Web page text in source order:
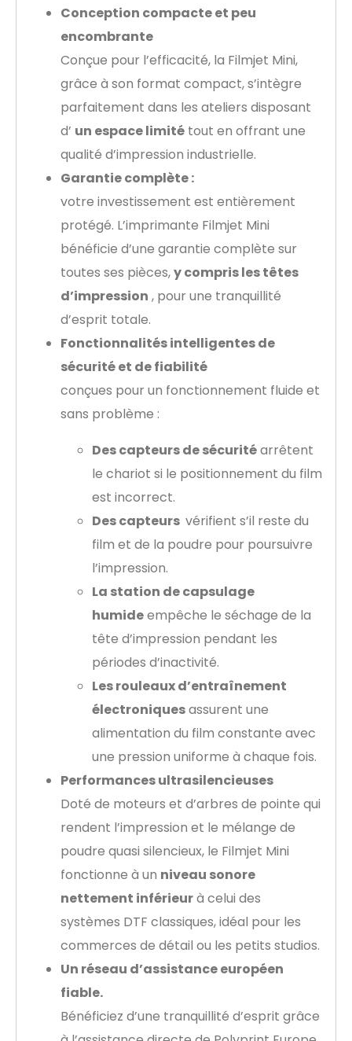
Conception compacte et peu
encombrante
Conçue pour l’efficacité, la Filmjet Mini,
grâce à son format compact, s’intègre
parfaitement dans les ateliers disposant
d’ un espace limité tout en offrant une
qualité d’impression industrielle.
Garantie complète :
votre investissement est entièrement
protégé. L’imprimante Filmjet Mini
bénéficie d’une garantie complète sur
toutes ses pièces,y compris les têtes
d’impression , pour une tranquillité
d’esprit totale.
Fonctionnalités intelligentes de
sécurité et de fiabilité
conçues pour un fonctionnement fluide et
sans problème :
Des capteurs de sécuritéarrêtent
le chariot si le positionnement du film
est incorrect.
Des capteurs vérifient s’il reste du
film et de la poudre pour poursuivre
l’impression.
La station de capsulage
humideempêche le séchage de la
tête d’impression pendant les
périodes d’inactivité.
Les rouleaux d’entraînement
électroniquesassurent une
alimentation du film constante avec
une pression uniforme à chaque fois.
Performances ultrasilencieuses
Doté de moteurs et d’arbres de pointe qui
rendent l’impression et le mélange de
poudre quasi silencieux, le Filmjet Mini
fonctionne à un niveau sonore
nettement inférieurà celui des
systèmes DTF classiques, idéal pour les
commerces de détail ou les petits studios.
Un réseau d’assistance européen
fiable.
Bénéficiez d’une tranquillité d’esprit grâce